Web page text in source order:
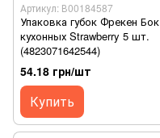
Артикул: В00184587
Упаковка губок Фрекен Бок
кухонных Strawberry 5 шт.
(4823071642544)
54.18 грн/шт
Купить